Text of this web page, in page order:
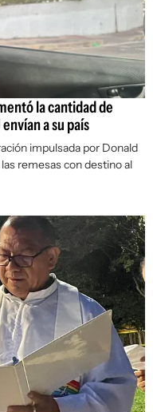
la cantidad de
a su país
impulsada por Donald
remesas con destino al